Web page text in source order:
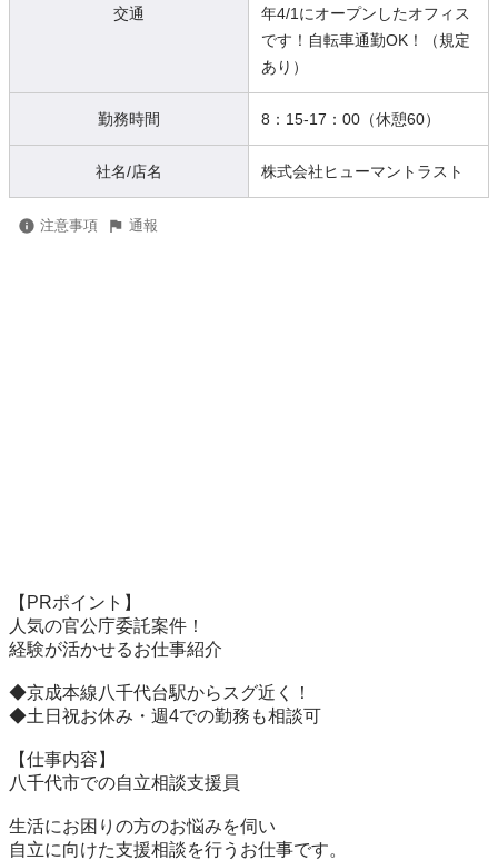
交通
年4/1にオープンしたオフィス
です！自転車通勤OK！（規定
あり）
勤務時間 8：15-17：00（休憩60）
社名/店名 株式会社ヒューマントラスト
注意事項 通報
【PRポイント】
人気の官公庁委託案件！
経験が活かせるお仕事紹介
◆京成本線八千代台駅からスグ近く！
◆土日祝お休み・週4での勤務も相談可
【仕事内容】
八千代市での自立相談支援員
生活にお困りの方のお悩みを伺い
自立に向けた支援相談を行うお仕事です。